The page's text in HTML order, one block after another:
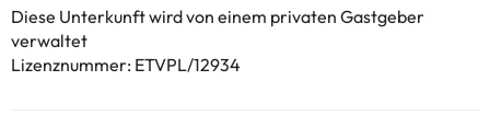
Möglichkeiten zum Wandern. Die Unterkunft Apartamento
Laura kann einen Fahrradverleih für Sie organisieren. Naturpark
S'Albufera de Mallorca liegt 4,7 km von der Unterkunft
Diese Unterkunft wird von einem privaten Gastgeber
verwaltet
Lizenznummer: ETVPL/12934